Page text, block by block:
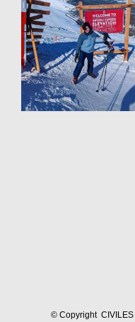
© Copyright CIVILES